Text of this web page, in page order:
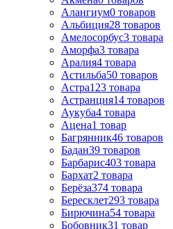
Алангиум0 товаров
Альбиция28 товаров
Амелосорбус3 товара
Аморфа3 товара
Аралия4 товара
Астильба50 товаров
Астра123 товара
Астранция14 товаров
Аукуба4 товара
Ацена1 товар
Багрянник46 товаров
Бадан39 товаров
Барбарис403 товара
Бархат2 товара
Берёза374 товара
Бересклет293 товара
Бирючина54 товара
Бобовник31 товар